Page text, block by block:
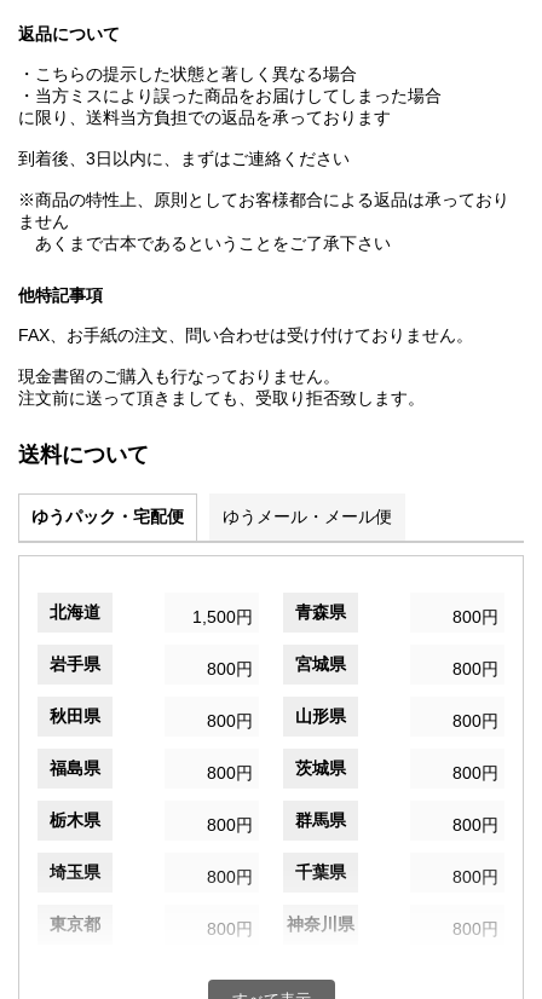
返品について
・こちらの提示した状態と著しく異なる場合
・当方ミスにより誤った商品をお届けしてしまった場合
に限り、送料当方負担での返品を承っております
到着後、3日以内に、まずはご連絡ください
※商品の特性上、原則としてお客様都合による返品は承っており
ません
あくまで古本であるということをご了承下さい
他特記事項
FAX、お手紙の注文、問い合わせは受け付けておりません。
現金書留のご購入も行なっておりません。
注文前に送って頂きましても、受取り拒否致します。
送料について
ゆうパック・宅配便 ゆうメール・メール便
北海道 1,500円 青森県 800円
岩手県 800円 宮城県 800円
秋田県 800円 山形県 800円
福島県 800円 茨城県 800円
栃木県 800円 群馬県 800円
埼玉県 800円 千葉県 800円
東京都 800円 神奈川県 800円
800円 富山県